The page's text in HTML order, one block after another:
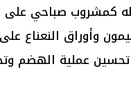
كمشروب صباحي
وأوراق النعناع
تحسين عملية الهضم